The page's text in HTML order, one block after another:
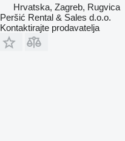
Hrvatska, Zagreb, Rugvica
Peršić Rental & Sales d.o.o.
Kontaktirajte prodavatelja